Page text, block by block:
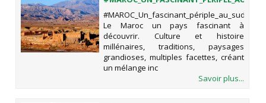
Le Maroc un pays fascinant à
découvrir. Culture et histoire
millénaires, traditions, paysages
grandioses, multiples facettes, créant
un mélange inc
Savoir plus...